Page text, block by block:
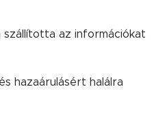
az információkat
hazaárulásért halálra